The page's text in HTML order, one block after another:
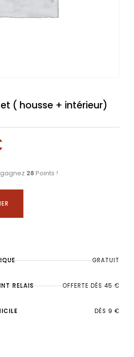
( housse + intérieur)
28 Points !
GRATUIT
RELAIS OFFERTE DÈS 45 €
DÈS 9 €